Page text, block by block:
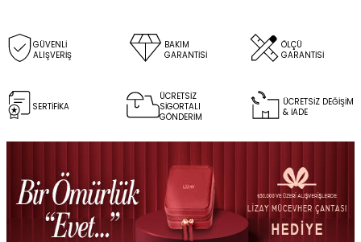
GÜVENLİ
ALIŞVERİŞ
BAKIM
GARANTİSİ
ÖLÇÜ
GARANTİSİ
SERTİFİKA
ÜCRETSİZ
SİGORTALI
GÖNDERİM
ÜCRETSİZ DEĞİŞİM
& İADE